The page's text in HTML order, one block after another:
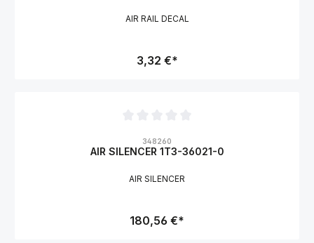
AIR RAIL DECAL
3,32 €*
348260
AIR SILENCER 1T3-36021-0
AIR SILENCER
180,56 €*